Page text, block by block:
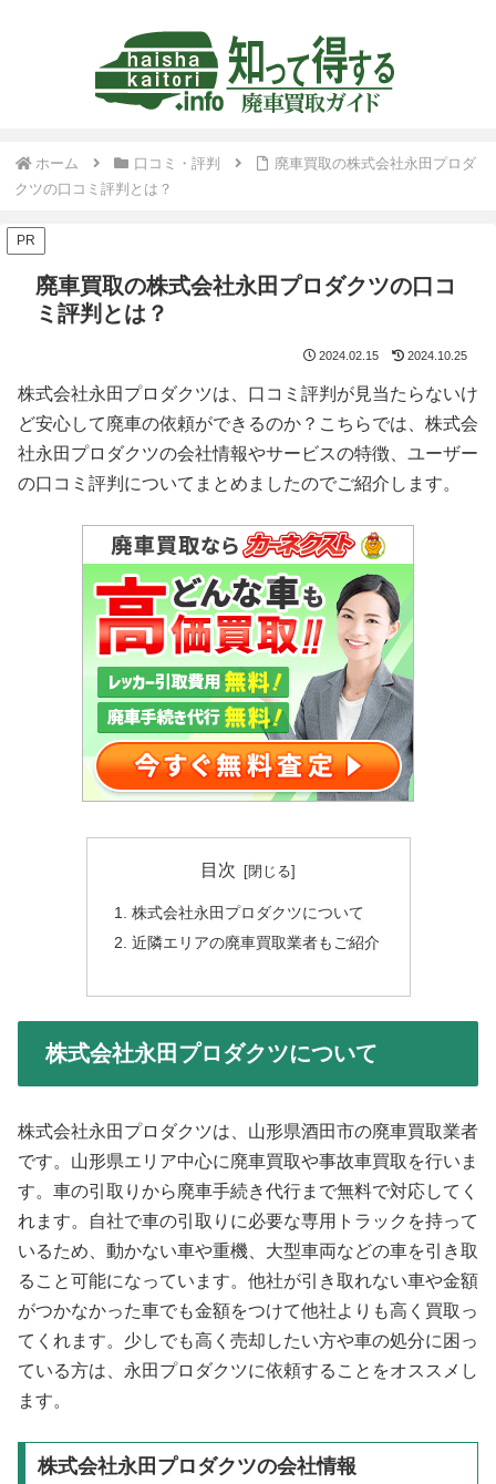
ホーム 口コミ・評判
廃車買取の株式会社永田プロダ
クツの口コミ評判とは？
PR
廃車買取の株式会社永田プロダクツの口コ
ミ評判とは？
2024.02.15 2024.10.25
株式会社永田プロダクツは、口コミ評判が見当たらないけ
ど安心して廃車の依頼ができるのか？こちらでは、株式会
社永田プロダクツの会社情報やサービスの特徴、ユーザー
の口コミ評判についてまとめましたのでご紹介します。
目次
株式会社永田プロダクツについて
近隣エリアの廃車買取業者もご紹介
株式会社永田プロダクツについて
株式会社永田プロダクツは、山形県酒田市の廃車買取業者
です。山形県エリア中心に廃車買取や事故車買取を行いま
す。車の引取りから廃車手続き代行まで無料で対応してく
れます。自社で車の引取りに必要な専用トラックを持って
いるため、動かない車や重機、大型車両などの車を引き取
ること可能になっています。他社が引き取れない車や金額
がつかなかった車でも金額をつけて他社よりも高く買取っ
てくれます。少しでも高く売却したい方や車の処分に困っ
ている方は、永田プロダクツに依頼することをオススメし
ます。
株式会社永田プロダクツの会社情報